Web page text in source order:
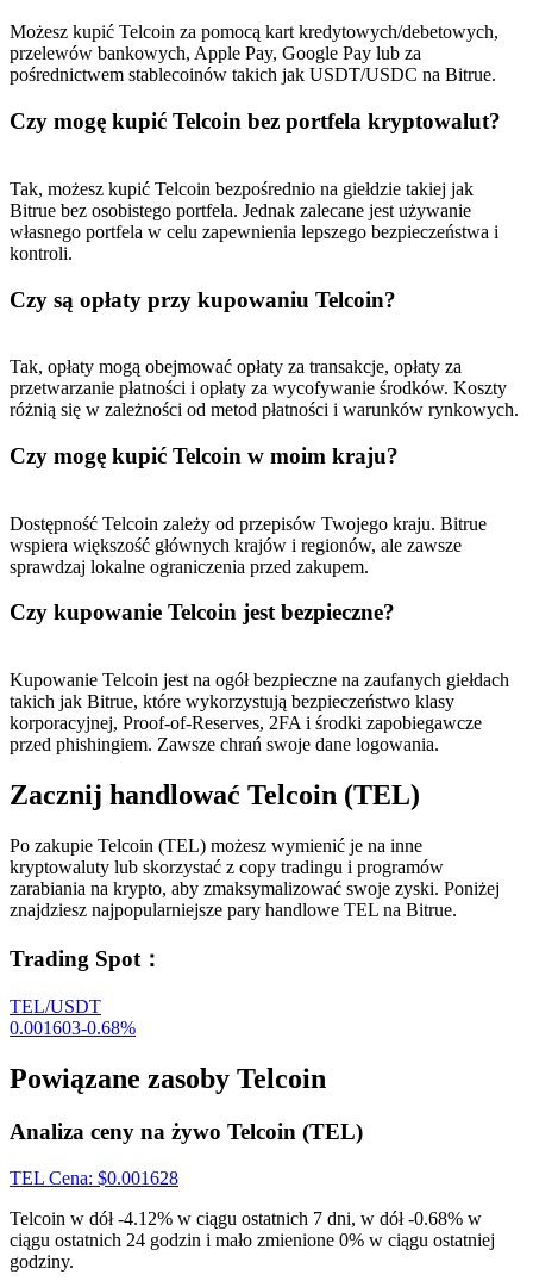
Możesz kupić Telcoin za pomocą kart kredytowych/debetowych,
przelewów bankowych, Apple Pay, Google Pay lub za
pośrednictwem stablecoinów takich jak USDT/USDC na Bitrue.
Czy mogę kupić Telcoin bez portfela kryptowalut?
Tak, możesz kupić Telcoin bezpośrednio na giełdzie takiej jak
Bitrue bez osobistego portfela. Jednak zalecane jest używanie
własnego portfela w celu zapewnienia lepszego bezpieczeństwa i
kontroli.
Czy są opłaty przy kupowaniu Telcoin?
Tak, opłaty mogą obejmować opłaty za transakcje, opłaty za
przetwarzanie płatności i opłaty za wycofywanie środków. Koszty
różnią się w zależności od metod płatności i warunków rynkowych.
Czy mogę kupić Telcoin w moim kraju?
Dostępność Telcoin zależy od przepisów Twojego kraju. Bitrue
wspiera większość głównych krajów i regionów, ale zawsze
sprawdzaj lokalne ograniczenia przed zakupem.
Czy kupowanie Telcoin jest bezpieczne?
Kupowanie Telcoin jest na ogół bezpieczne na zaufanych giełdach
takich jak Bitrue, które wykorzystują bezpieczeństwo klasy
korporacyjnej, Proof-of-Reserves, 2FA i środki zapobiegawcze
przed phishingiem. Zawsze chrań swoje dane logowania.
Zacznij handlować Telcoin (TEL)
Po zakupie Telcoin (TEL) możesz wymienić je na inne
kryptowaluty lub skorzystać z copy tradingu i programów
zarabiania na krypto, aby zmaksymalizować swoje zyski. Poniżej
znajdziesz najpopularniejsze pary handlowe TEL na Bitrue.
Trading Spot ：
TEL/USDT
0.001603-0.68%
Powiązane zasoby Telcoin
Analiza ceny na żywo Telcoin (TEL)
TEL Cena: $0.001628
Telcoin w dół -4.12% w ciągu ostatnich 7 dni, w dół -0.68% w
ciągu ostatnich 24 godzin i mało zmienione 0% w ciągu ostatniej
godziny.